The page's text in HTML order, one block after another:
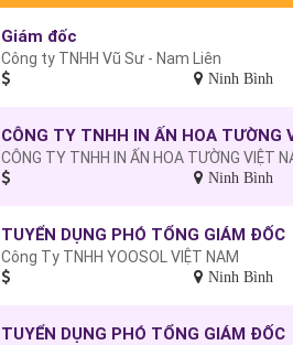
Giám đốc
Công ty TNHH Vũ Sư - Nam Liên
Ninh Bình
CÔNG TY TNHH IN ẤN HOA TƯỜNG VIỆT
Ninh Bình
TUYỂN DỤNG PHÓ TỔNG GIÁM ĐỐC
Công Ty TNHH YOOSOL VIỆT NAM
Ninh Bình
TUYỂN DỤNG PHÓ TỔNG GIÁM ĐỐC